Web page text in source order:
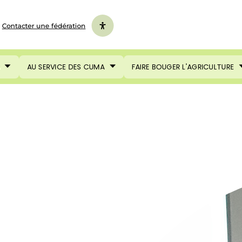
Contacter une fédération
AU SERVICE DES CUMA FAIRE BOUGER L'AGRICULTURE